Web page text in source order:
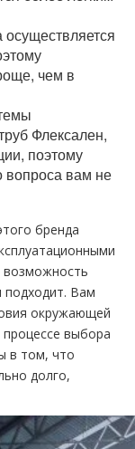
осуществляется
чем в
Флексален,
поэтому
вопроса вам не
бренда
возможность
подходит. Вам
окружающей
выбора
в том, что
долго,